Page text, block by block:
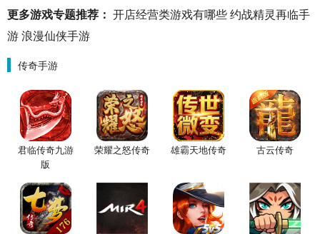
更多游戏专题推荐： 开店经营类游戏有哪些约战精灵再临手
游浪漫仙侠手游
传奇手游
君临传奇九游
版
荣耀之怒传奇 雄霸天地传奇 古云传奇